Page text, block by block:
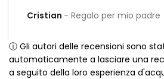
Cristian
Regalo per mio padre
ⓘ Gli autori delle recensioni sono
automaticamente a lasciare una
a seguito della loro esperienza